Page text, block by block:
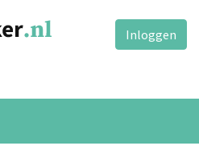
Inloggen